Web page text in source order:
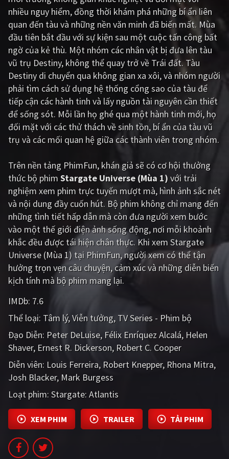
Tình cảm - Lãng mạn Kỳ ảo
Giật gân Gia đình
Bí ẩn Lịch sử
Viễn Tây Tiểu sử
GameShow DramaTV
QUỐC GIA
Âu - Mỹ Trung Quốc - Hồng Kông
Ấn Độ Việt Nam
Tổng hợp
CẬP NHẬT
PHIM MỚI
PHIM BỘ
PHIM LẺ
PHIM CHIẾU RẠP
TUYỂN TẬP PHIM
BLOG
nhiều nguy hiểm, đồng thời khám phá những bí ẩn liên
quan đến tàu và những nền văn minh đã biến mất. Mùa
đầu tiên bắt đầu với sự kiện sau một cuộc tấn công bất
ngờ của kẻ thù. Một nhóm các nhân vật bị đưa lên tàu
vũ trụ Destiny, không thể quay trở về Trái đất. Tàu
Destiny di chuyển qua không gian xa xôi, và nhóm người
phải tìm cách sử dụng hệ thống cổng sao của tàu để
tiếp cận các hành tinh và lấy nguồn tài nguyên cần thiết
để sống sót. Mỗi lần họ ghé qua một hành tinh mới, họ
đối mặt với các thử thách về sinh tồn, bí ẩn của tàu vũ
trụ và các mối quan hệ giữa các thành viên trong nhóm.
Trên nền tảng PhimFun, khán giả sẽ có cơ hội thưởng
thức bộ phim Stargate Universe (Mùa 1)với trải
nghiệm xem phim trực tuyến mượt mà, hình ảnh sắc nét
và nội dung đầy cuốn hút. Bộ phim không chỉ mang đến
những tình tiết hấp dẫn mà còn đưa người xem bước
vào một thế giới điện ảnh sống động, nơi mỗi khoảnh
khắc đều được tái hiện chân thực. Khi xem Stargate
Universe (Mùa 1) tại PhimFun, người xem có thể tận
hưởng trọn vẹn câu chuyện, cảm xúc và những diễn biến
kịch tính mà bộ phim mang lại.
IMDb: 7.6
Thể loại: Tâm lý Viễn tưởng TV Series - Phim bộ
Đạo Diễn: Peter DeLuise Félix Enríquez Alcalá Helen
Shaver Ernest R. Dickerson Robert C. Cooper
Diễn viên: Louis Ferreira Robert Knepper Rhona Mitra
Josh Blacker Mark Burgess
Loạt phim: Stargate: Atlantis
XEM PHIM TRAILER TẢI PHIM